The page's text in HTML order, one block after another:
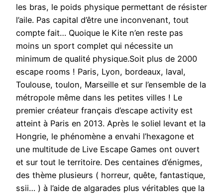
les bras, le poids physique permettant de résister
l’aile. Pas capital d’être une inconvenant, tout
compte fait… Quoique le Kite n’en reste pas
moins un sport complet qui nécessite un
minimum de qualité physique.Soit plus de 2000
escape rooms ! Paris, Lyon, bordeaux, laval,
Toulouse, toulon, Marseille et sur l’ensemble de la
métropole même dans les petites villes ! Le
premier créateur français d’escape activity est
atteint à Paris en 2013. Après le soliel levant et la
Hongrie, le phénomène a envahi l’hexagone et
une multitude de Live Escape Games ont ouvert
et sur tout le territoire. Des centaines d’énigmes,
des thème plusieurs ( horreur, quête, fantastique,
ssii… ) à l’aide de algarades plus véritables que la